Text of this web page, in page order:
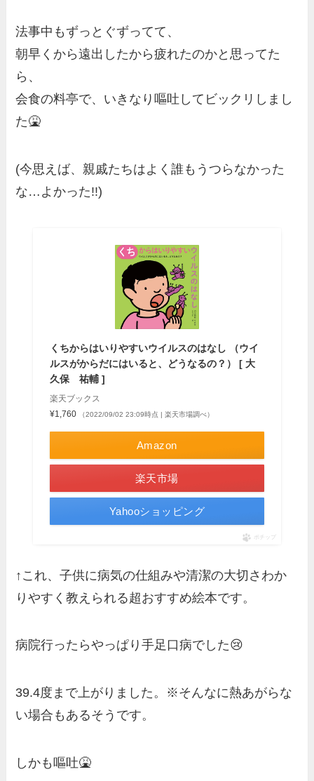
法事中もずっとぐずってて、
朝早くから遠出したから疲れたのかと思ってた
ら、
会食の料亭で、いきなり嘔吐してビックリしまし
た🤮
(今思えば、親戚たちはよく誰もうつらなかった
な…よかった!!)
くちからはいりやすいウイルスのはなし （ウイ
ルスがからだにはいると、どうなるの？） [ 大
久保 祐輔 ]
楽天ブックス
¥1,760
（2022/09/02 23:09時点 | 楽天市場調べ）
Amazon
楽天市場
Yahooショッピング
ポチップ
↑これ、子供に病気の仕組みや清潔の大切さわか
りやすく教えられる超おすすめ絵本です。
病院行ったらやっぱり手足口病でした😢
39.4度まで上がりました。※そんなに熱あがらな
い場合もあるそうです。
しかも嘔吐🤮